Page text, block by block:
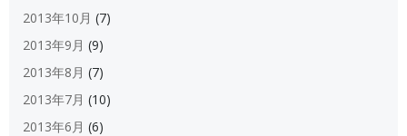
2013年10月 (7)
2013年9月 (9)
2013年8月 (7)
2013年7月 (10)
2013年6月 (6)